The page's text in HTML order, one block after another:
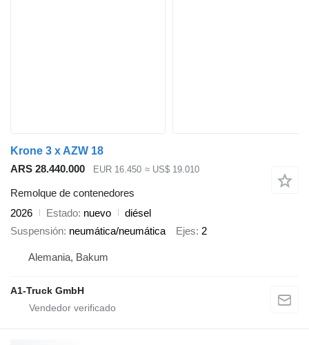
Krone 3 x AZW 18
ARS 28.440.000
EUR 16.450 ≈ US$ 19.010
Remolque de contenedores
2026
Estado nuevo
diésel
Suspensión neumática/neumática Ejes 2
Alemania, Bakum
A1-Truck GmbH